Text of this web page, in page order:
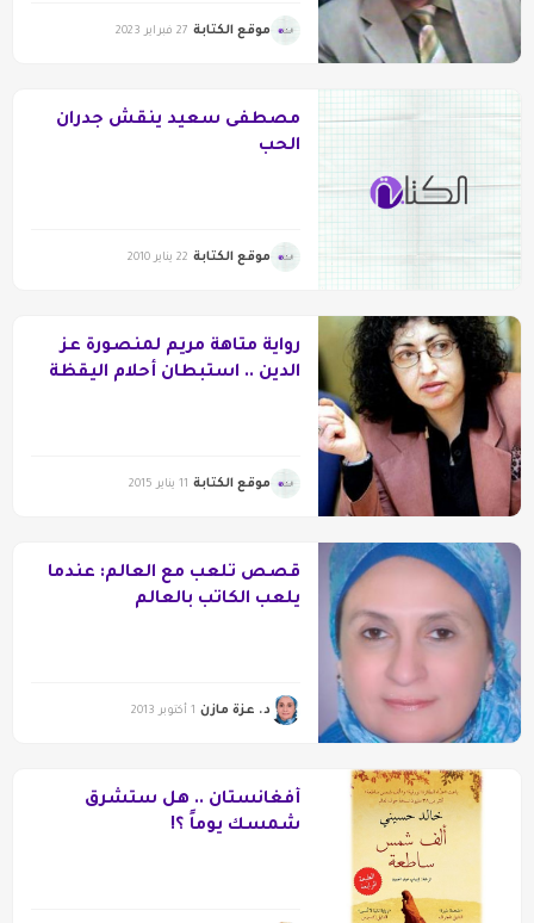
موقع الكتابة 27 فبراير 2023
مصطفى سعيد ينقش جدران
الحب
موقع الكتابة 22 يناير 2010
رواية متاهة مريم لمنصورة عز
الدين .. استبطان أحلام اليقظة
موقع الكتابة 11 يناير 2015
قصص تلعب مع العالم: عندما
يلعب الكاتب بالعالم
د. عزة مازن 1 أكتوبر 2013
أفغانستان .. هل ستشرق
شمسك يوماً ؟!